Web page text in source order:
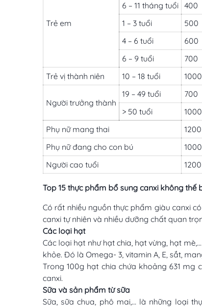
Trẻ em
6 – 11 tháng tuổi 400
1 – 3 tuổi
500
4 – 6 tuổi
600
6 – 9 tuổi
700
Trẻ vị thành niên
10 – 18 tuổi 1000
Người trưởng thành
19 – 49 tuổi
700
> 50 tuổi
1000
Phụ nữ mang thai
Phụ nữ đang cho con bú
1000
Người cao tuổi
Top 15 thực phẩm bổ sung canxi không thế
Có rất nhiều nguồn thực phẩm giàu canxi
canxi tự nhiên và nhiều dưỡng chất quan
Các loại hạt
Các loại hạt như hạt chia, hạt vừng, hạt
khỏe. Đó là Omega- 3, vitamin A, E, sắt,
Trong 100g hạt chia chứa khoảng 631 mg
canxi.
Sữa và sản phẩm từ sữa
Sữa, sữa chua, phô mai,… là những loại